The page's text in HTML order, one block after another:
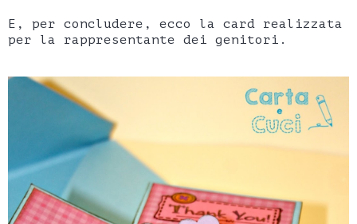
E, per concludere, ecco la card realizzata
per la rappresentante dei genitori.